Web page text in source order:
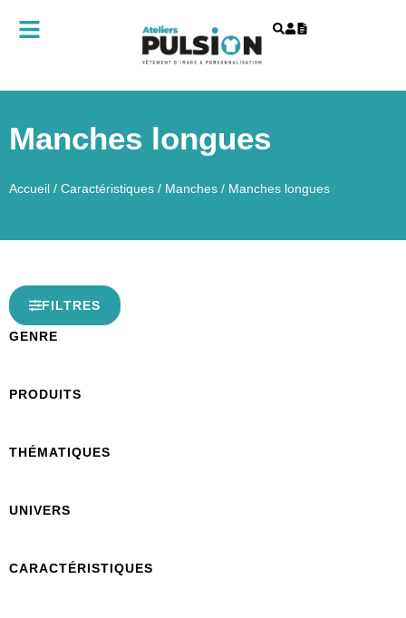
Manches longues
Accueil / Caractéristiques / Manches / Manches longues
FILTRES
GENRE
PRODUITS
THÉMATIQUES
UNIVERS
CARACTÉRISTIQUES